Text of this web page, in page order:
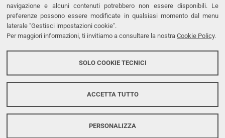
navigazione e alcuni contenuti potrebbero non essere disponibili. Le
preferenze possono essere modificate in qualsiasi momento dal menu
laterale "Gestisci impostazioni cookie".
Per maggiori informazioni, ti invitiamo a consultare la nostra Cookie Policy.
SOLO COOKIE TECNICI
ACCETTA TUTTO
PERSONALIZZA
LINKS
Dichiarazione di accessibilità
Protezione dati personali